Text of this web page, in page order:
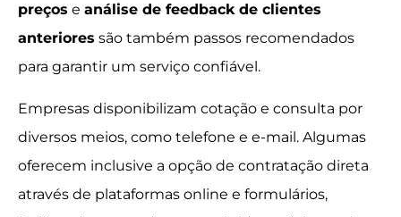
preços e análise de feedback de clientes
anteriores são também passos recomendados
para garantir um serviço confiável.
Empresas disponibilizam cotação e consulta por
diversos meios, como telefone e e-mail. Algumas
oferecem inclusive a opção de contratação direta
através de plataformas online e formulários,